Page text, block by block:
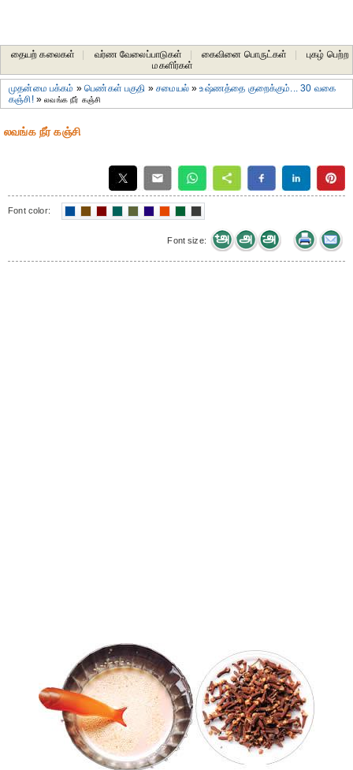
தையற் கலைகள் வர்ண வேலைப்பாடுகள் கைவினை பொருட்கள்
புகழ் பெற்ற
மகளிர்கள்
முதன்மை பக்கம் »பெண்கள் பகுதி »சமையல்»உஷ்ணத்தை குறைக்கும்... 30 வகை
கஞ்சி!»லவங்க நீர் கஞ்சி
லவங்க நீர் கஞ்சி
Font color:
Font size: